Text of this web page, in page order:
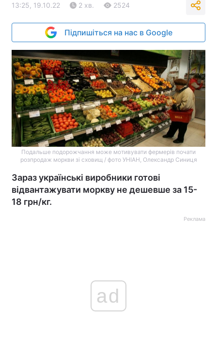
13:25, 19.10.22 2 хв. 2524
Підпишіться на нас в Google
Подальше подорожчання може мотивувати фермерів почати
розпродаж моркви зі сховищ / фото УНІАН, Олександр Синиця
Зараз українські виробники готові
відвантажувати моркву не дешевше за 15-
18 грн/кг.
Реклама
ad